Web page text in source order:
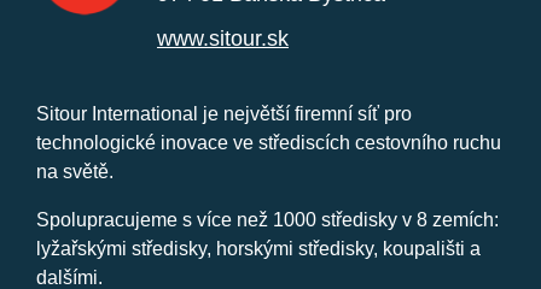
www.sitour.sk
Sitour International je největší firemní síť pro
technologické inovace ve střediscích cestovního ruchu
na světě.
Spolupracujeme s více než 1000 středisky v 8 zemích:
lyžařskými středisky, horskými středisky, koupališti a
dalšími.